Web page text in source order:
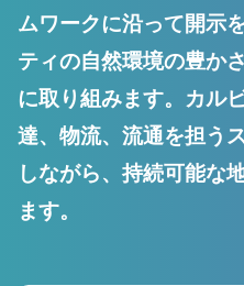
ムワークに沿って開示
ティの自然環境の豊か
に取り組みます。カル
達、物流、流通を担う
しながら、持続可能な
ます。